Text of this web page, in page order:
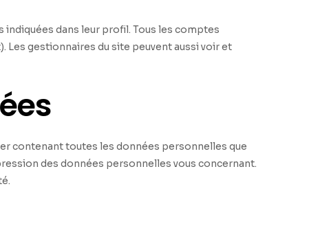
dans leur profil. Tous les comptes
gestionnaires du site peuvent aussi voir et
contenant toutes les données personnelles que
des données personnelles vous concernant.